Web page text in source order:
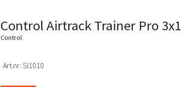
Control Airtrack Trainer Pro 3x1
Control
Art.nr: SI1010